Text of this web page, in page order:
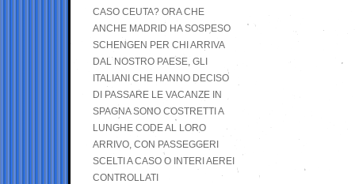
CASO CEUTA? ORA CHE
ANCHE MADRID HA SOSPESO
SCHENGEN PER CHI ARRIVA
DAL NOSTRO PAESE, GLI
ITALIANI CHE HANNO DECISO
DI PASSARE LE VACANZE IN
SPAGNA SONO COSTRETTI A
LUNGHE CODE AL LORO
ARRIVO, CON PASSEGGERI
SCELTI A CASO O INTERI AEREI
CONTROLLATI